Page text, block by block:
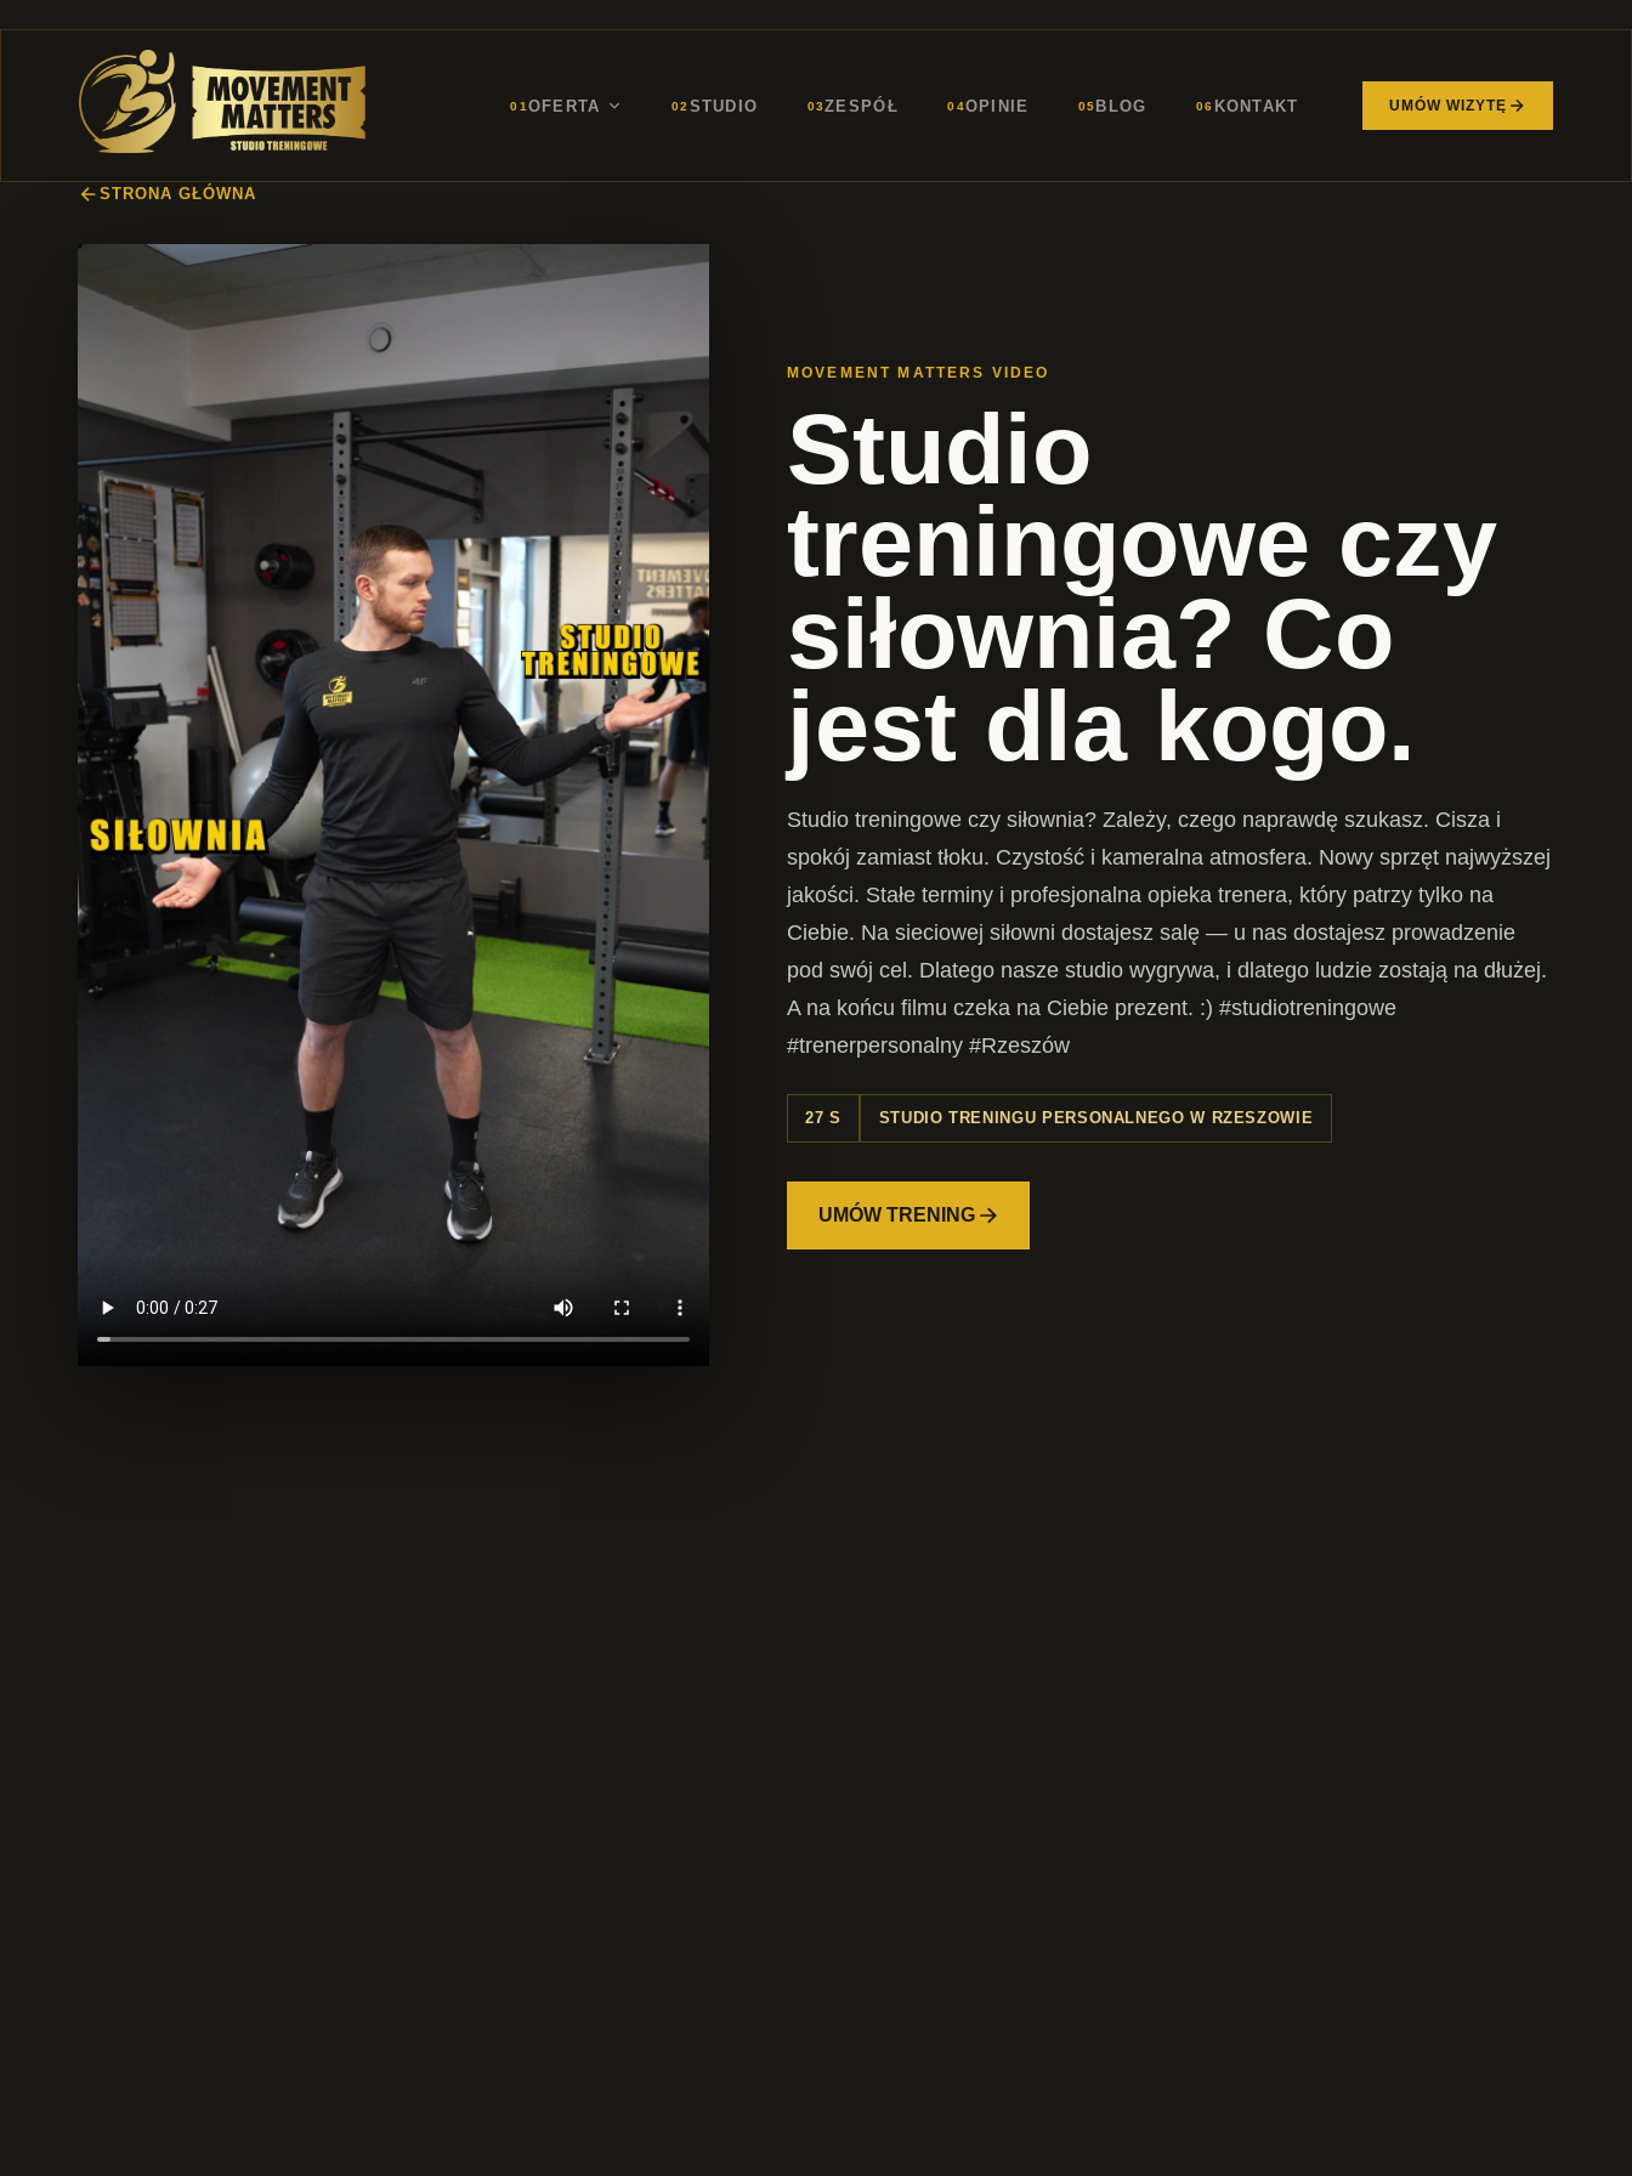
01 OFERTA 02 STUDIO 03ZESPÓŁ 04OPINIE 05BLOG 06 KONTAKT UMÓW WIZYTĘ
STRONA GŁÓWNA
MOVEMENT MATTERS VIDEO
Studio
treningowe czy
siłownia? Co
jest dla kogo.
Studio treningowe czy siłownia? Zależy, czego naprawdę szukasz. Cisza i
spokój zamiast tłoku. Czystość i kameralna atmosfera. Nowy sprzęt najwyższej
jakości. Stałe terminy i profesjonalna opieka trenera, który patrzy tylko na
Ciebie. Na sieciowej siłowni dostajesz salę — u nas dostajesz prowadzenie
pod swój cel. Dlatego nasze studio wygrywa, i dlatego ludzie zostają na dłużej.
A na końcu filmu czeka na Ciebie prezent. :) #studiotreningowe
#trenerpersonalny #Rzeszów
27 S STUDIO TRENINGU PERSONALNEGO W RZESZOWIE
UMÓW TRENING